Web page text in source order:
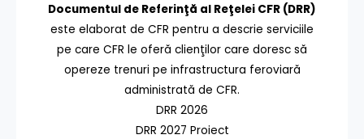
Documentul de Referinţă al Reţelei CFR (DRR)
este elaborat de CFR pentru a descrie serviciile
pe care CFR le oferă clienţilor care doresc să
opereze trenuri pe infrastructura feroviară
administrată de CFR.
DRR 2026
DRR 2027 Proiect